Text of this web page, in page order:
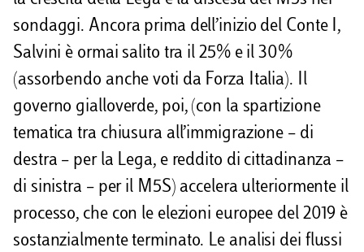
sondaggi. Ancora prima dell’inizio del Conte I,
Salvini è ormai salito tra il 25% e il 30%
(assorbendo anche voti da Forza Italia). Il
governo gialloverde, poi, (con la spartizione
tematica tra chiusura all’immigrazione – di
destra – per la Lega, e reddito di cittadinanza –
di sinistra – per il M5S) accelera ulteriormente il
processo, che con le elezioni europee del 2019 è
sostanzialmente terminato. Le analisi dei flussi